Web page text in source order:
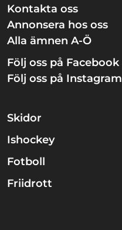
Kontakta oss
Annonsera hos oss
Alla ämnen A-Ö
Följ oss på Facebook
Följ oss på Instagram
Skidor
Ishockey
Fotboll
Friidrott